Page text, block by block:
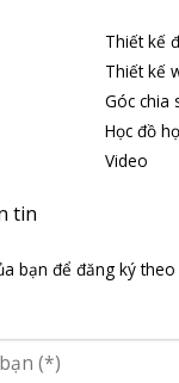
Thiết kế
Thiết kế
Góc chia
Học đồ
Video
tin
bạn để đăng ký